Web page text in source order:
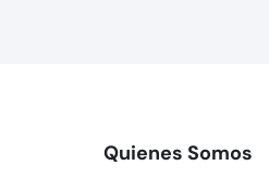
Quienes Somos